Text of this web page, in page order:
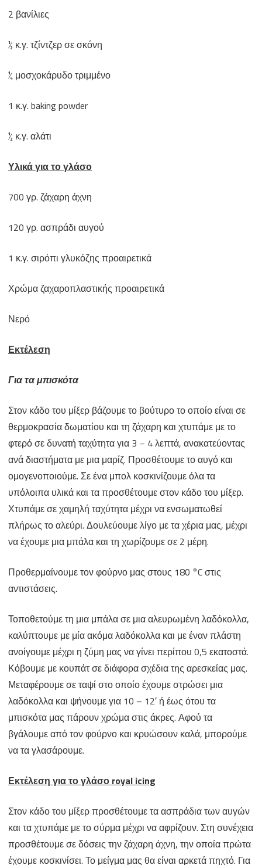
2 βανίλιες
½ κ.γ. τζίντζερ σε σκόνη
¼ μοσχοκάρυδο τριμμένο
1 κ.γ. baking powder
½ κ.γ. αλάτι
Υλικά για το γλάσο
700 γρ. ζάχαρη άχνη
120 γρ. ασπράδι αυγού
1 κ.γ. σιρόπι γλυκόζης προαιρετικά
Χρώμα ζαχαροπλαστικής προαιρετικά
Νερό
Εκτέλεση
Για τα μπισκότα
Στον κάδο του μίξερ βάζουμε το βούτυρο το οποίο είναι σε
θερμοκρασία δωματίου και τη ζάχαρη και χτυπάμε με το
φτερό σε δυνατή ταχύτητα για 3 – 4 λεπτά, ανακατεύοντας
ανά διαστήματα με μια μαρίζ. Προσθέτουμε το αυγό και
ομογενοποιούμε. Σε ένα μπολ κοσκινίζουμε όλα τα
υπόλοιπα υλικά και τα προσθέτουμε στον κάδο του μίξερ.
Χτυπάμε σε χαμηλή ταχύτητα μέχρι να ενσωματωθεί
πλήρως το αλεύρι. Δουλεύουμε λίγο με τα χέρια μας, μέχρι
να έχουμε μια μπάλα και τη χωρίζουμε σε 2 μέρη.
Προθερμαίνουμε τον φούρνο μας στους 180 °C στις
αντιστάσεις.
Τοποθετούμε τη μια μπάλα σε μια αλευρωμένη λαδόκολλα,
καλύπτουμε με μία ακόμα λαδόκολλα και με έναν πλάστη
ανοίγουμε μέχρι η ζύμη μας να γίνει περίπου 0,5 εκατοστά.
Κόβουμε με κουπάτ σε διάφορα σχέδια της αρεσκείας μας.
Μεταφέρουμε σε ταψί στο οποίο έχουμε στρώσει μια
λαδόκολλα και ψήνουμε για 10 – 12′ ή έως ότου τα
μπισκότα μας πάρουν χρώμα στις άκρες. Αφού τα
βγάλουμε από τον φούρνο και κρυώσουν καλά, μπορούμε
να τα γλασάρουμε.
Εκτέλεση για το γλάσο royal icing
Στον κάδο του μίξερ προσθέτουμε τα ασπράδια των αυγών
και τα χτυπάμε με το σύρμα μέχρι να αφρίζουν. Στη συνέχεια
προσθέτουμε σε δόσεις την ζάχαρη άχνη, την οποία πρώτα
έχουμε κοσκινίσει. Το μείγμα μας θα είναι αρκετά πηχτό. Για